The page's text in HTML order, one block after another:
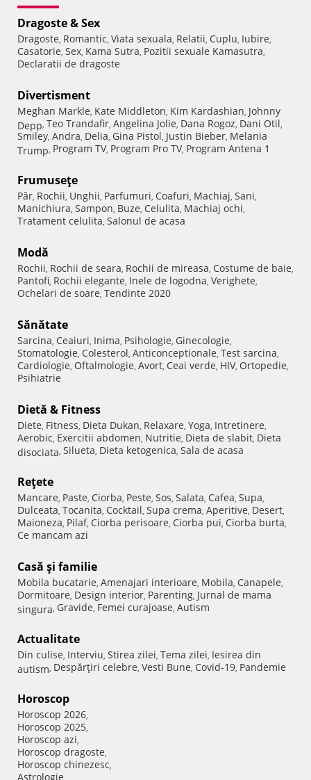
Dragoste & Sex
Dragoste, Romantic, Viata sexuala, Relatii, Cuplu, Iubire,
Casatorie, Sex, Kama Sutra, Pozitii sexuale Kamasutra,
Declaratii de dragoste
Divertisment
Meghan Markle, Kate Middleton, Kim Kardashian, Johnny
Depp, Teo Trandafir, Angelina Jolie, Dana Rogoz, Dani Otil,
Smiley, Andra, Delia, Gina Pistol, Justin Bieber, Melania
Trump, Program TV, Program Pro TV, Program Antena 1
Frumuseţe
Păr, Rochii, Unghii, Parfumuri, Coafuri, Machiaj, Sani,
Manichiura, Sampon, Buze, Celulita, Machiaj ochi,
Tratament celulita, Salonul de acasa
Modă
Rochii, Rochii de seara, Rochii de mireasa, Costume de baie,
Pantofi, Rochii elegante, Inele de logodna, Verighete,
Ochelari de soare, Tendinte 2020
Sănătate
Sarcina, Ceaiuri, Inima, Psihologie, Ginecologie,
Stomatologie, Colesterol, Anticonceptionale, Test sarcina,
Cardiologie, Oftalmologie, Avort, Ceai verde, HIV, Ortopedie,
Psihiatrie
Dietă & Fitness
Diete, Fitness, Dieta Dukan, Relaxare, Yoga, Intretinere,
Aerobic, Exercitii abdomen, Nutritie, Dieta de slabit, Dieta
disociata, Silueta, Dieta ketogenica, Sala de acasa
Reţete
Mancare, Paste, Ciorba, Peste, Sos, Salata, Cafea, Supa,
Dulceata, Tocanita, Cocktail, Supa crema, Aperitive, Desert,
Maioneza, Pilaf, Ciorba perisoare, Ciorba pui, Ciorba burta,
Ce mancam azi
Casă şi familie
Mobila bucatarie, Amenajari interioare, Mobila, Canapele,
Dormitoare, Design interior, Parenting, Jurnal de mama
singura, Gravide, Femei curajoase, Autism
Actualitate
Din culise, Interviu, Stirea zilei, Tema zilei, Iesirea din
autism, Despărţiri celebre, Vesti Bune, Covid-19, Pandemie
Horoscop
Horoscop 2026,
Horoscop 2025,
Horoscop azi,
Horoscop dragoste,
Horoscop chinezesc,
Astrologie